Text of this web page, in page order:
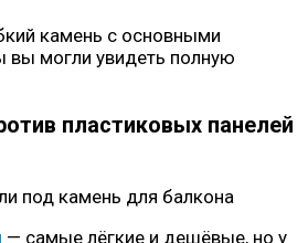
камень с основными
вы могли увидеть полную
пластиковых панелей
— самые лёгкие и дешёвые, но у